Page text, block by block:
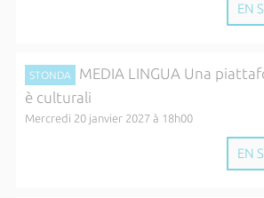
EN
STONDA
MEDIA LINGUA Una
è culturali
Mercredi 20 janvier 2027 à 18h00
EN